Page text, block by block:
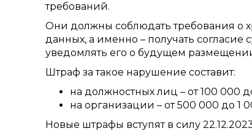
требований.
Они должны соблюдать требования о
данных, а именно – получать
уведомлять его о будущем
Штраф за такое нарушение составит:
на должностных лиц – от 100 000
на организации – от 500 000 до 1
Новые штрафы вступят в силу